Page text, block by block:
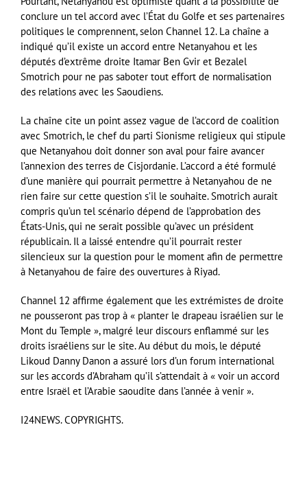
conclure un tel accord avec l’État du Golfe et ses partenaires
politiques le comprennent, selon Channel 12. La chaîne a
indiqué qu’il existe un accord entre Netanyahou et les
députés d’extrême droite Itamar Ben Gvir et Bezalel
Smotrich pour ne pas saboter tout effort de normalisation
des relations avec les Saoudiens.
La chaîne cite un point assez vague de l’accord de coalition
avec Smotrich, le chef du parti Sionisme religieux qui stipule
que Netanyahou doit donner son aval pour faire avancer
l’annexion des terres de Cisjordanie. L’accord a été formulé
d’une manière qui pourrait permettre à Netanyahou de ne
rien faire sur cette question s’il le souhaite. Smotrich aurait
compris qu’un tel scénario dépend de l’approbation des
États-Unis, qui ne serait possible qu’avec un président
républicain. Il a laissé entendre qu’il pourrait rester
silencieux sur la question pour le moment afin de permettre
à Netanyahou de faire des ouvertures à Riyad.
Channel 12 affirme également que les extrémistes de droite
ne pousseront pas trop à « planter le drapeau israélien sur le
Mont du Temple », malgré leur discours enflammé sur les
droits israéliens sur le site. Au début du mois, le député
Likoud Danny Danon a assuré lors d’un forum international
sur les accords d’Abraham qu’il s’attendait à « voir un accord
entre Israël et l’Arabie saoudite dans l’année à venir ».
I24NEWS. COPYRIGHTS.